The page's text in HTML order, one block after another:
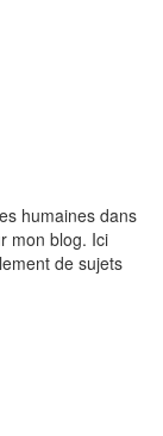
humaines dans
mon blog. Ici
de sujets